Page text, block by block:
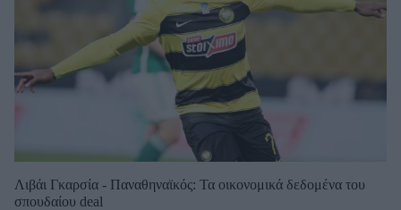
Λιβάι Γκαρσία - Παναθηναϊκός: Τα οικονομικά δεδομένα του
σπουδαίου deal